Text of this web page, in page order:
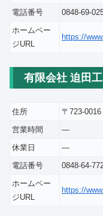
電話番号
0848-69-
ホームペー
ジURL
https://
有限会社 迫田
住所 〒723-
営業時間
―
休業日
―
電話番号
0848-64-
ホームペー
ジURL
https://